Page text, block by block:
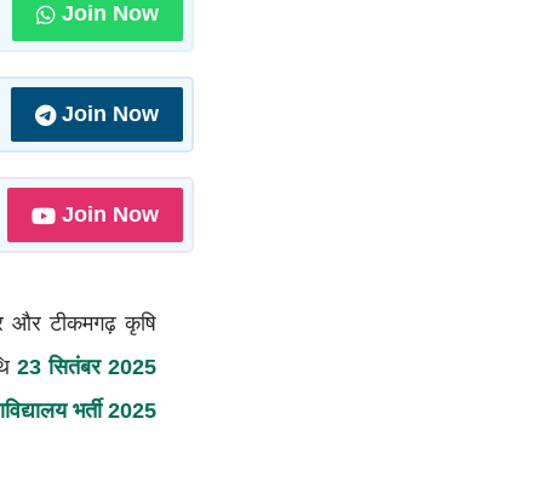
Join Now
Join Now
Join Now
और टीकमगढ़ कृषि
23 सितंबर 2025
भर्ती 2025